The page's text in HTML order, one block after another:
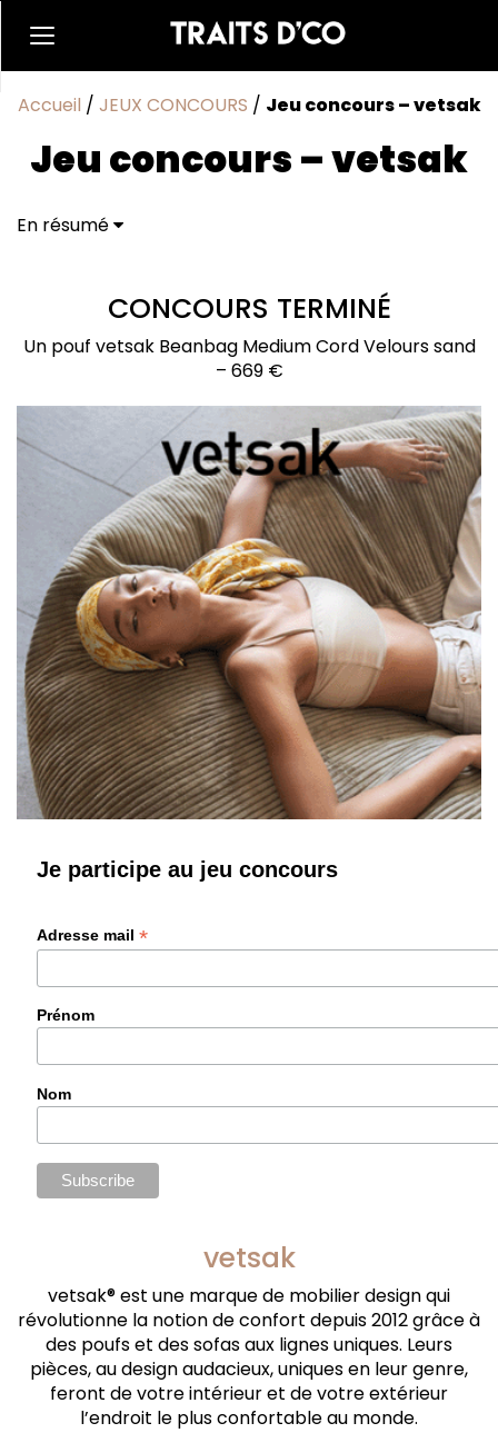
Accueil / JEUX CONCOURS / Jeu concours – vetsak
Jeu concours – vetsak
En résumé
CONCOURS TERMINÉ
Un pouf vetsak Beanbag Medium Cord Velours sand
– 669 €
Je participe au jeu concours
Adresse mail *
Prénom
Nom
vetsak
vetsak® est une marque de mobilier design qui
révolutionne la notion de confort depuis 2012 grâce à
des poufs et des sofas aux lignes uniques. Leurs
pièces, au design audacieux, uniques en leur genre,
feront de votre intérieur et de votre extérieur
l’endroit le plus confortable au monde.